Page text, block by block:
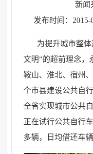
新闻
发布时间：2015-
为提升城市整体
文明”的超前理念，
鞍山、淮北、宿州
个市县建设公共自
全省实现城市公共
正在试行公共自行
多辆，日均借还车